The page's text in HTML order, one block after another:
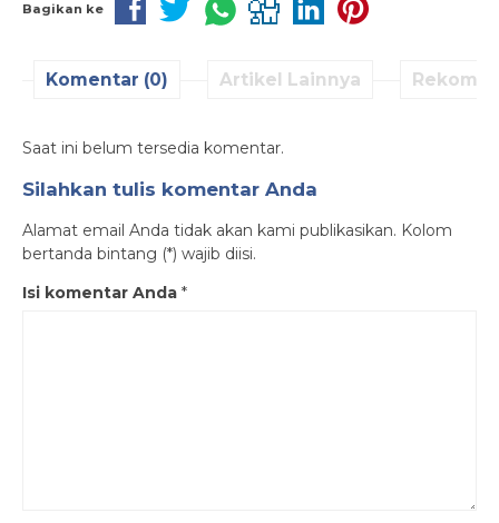
Bagikan ke
Komentar (0) Artikel Lainnya
Saat ini belum tersedia komentar.
Silahkan tulis komentar Anda
Alamat email Anda tidak akan kami publikasikan. Kolom
bertanda bintang (*) wajib diisi.
Isi komentar Anda *